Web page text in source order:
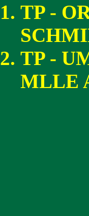
TP -
TP -
MLLE